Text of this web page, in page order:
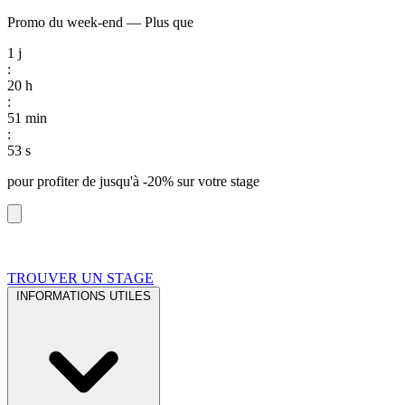
Promo du week-end — Plus que
1 j
:
20 h
:
51 min
:
52 s
pour profiter de jusqu'à -20% sur votre stage
TROUVER UN STAGE
INFORMATIONS UTILES